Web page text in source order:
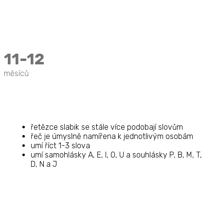
11-12
měsíců
řetězce slabik se stále více podobají slovům
řeč je úmyslně namířena k jednotlivým osobám
umí říct 1-3 slova
umí samohlásky A, E, I, O, U a souhlásky P, B, M, T,
D, N a J